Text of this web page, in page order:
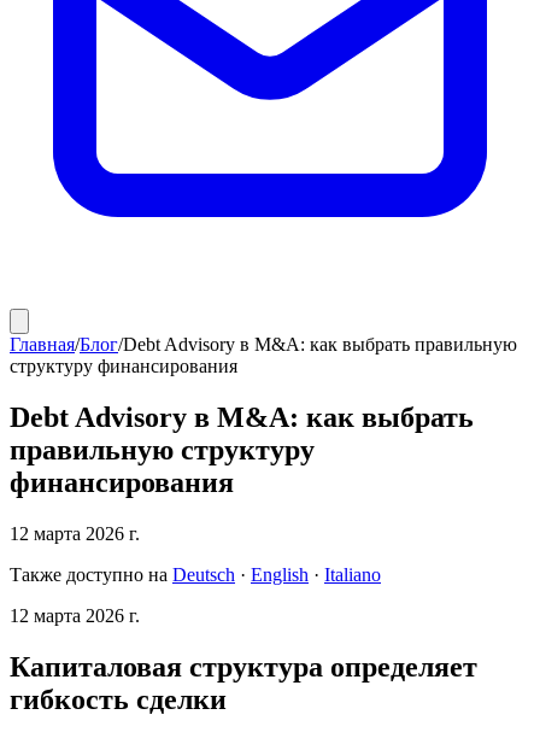
Главная/Блог/Debt Advisory в M&A: как выбрать правильную
структуру финансирования
Debt Advisory в M&A: как выбрать
правильную структуру
финансирования
12 марта 2026 г.
Также доступно на Deutsch · English · Italiano
12 марта 2026 г.
Капиталовая структура определяет
гибкость сделки